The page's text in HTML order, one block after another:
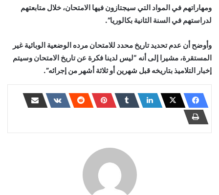
ومهاراتهم في المواد التي سيجتازون فيها الامتحان، خلال متابعتهم
لدراستهم في السنة الثانية بكالوريا”.
وأوضح أن عدم تحديد تاريخ محدد للامتحان مرده الوضعية الوبائية غير
المستقرة، مشيرا إلى أنه “ليس لدينا فكرة عن تاريخ الامتحان وسيتم
إخبار التلاميذ بتاريخه قبل شهرين أو ثلاثة أشهر من إجرائه”.